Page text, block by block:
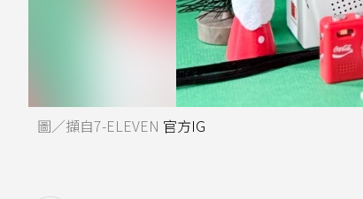
圖／擷自7-ELEVEN 官方IG